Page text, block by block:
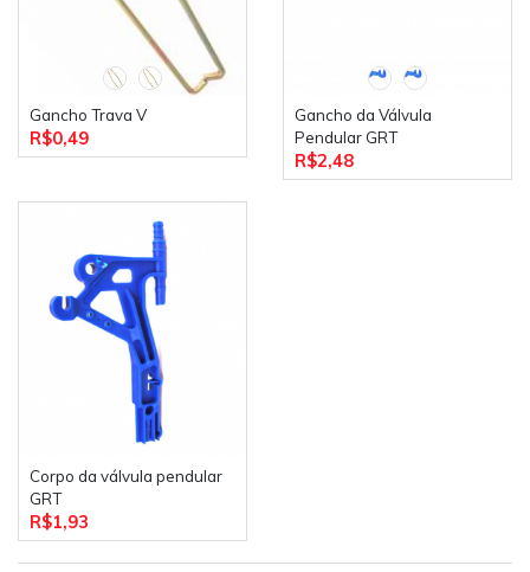
Gancho Trava V
R$0,49
Gancho da Válvula
Pendular GRT
R$2,48
Corpo da válvula pendular
GRT
R$1,93